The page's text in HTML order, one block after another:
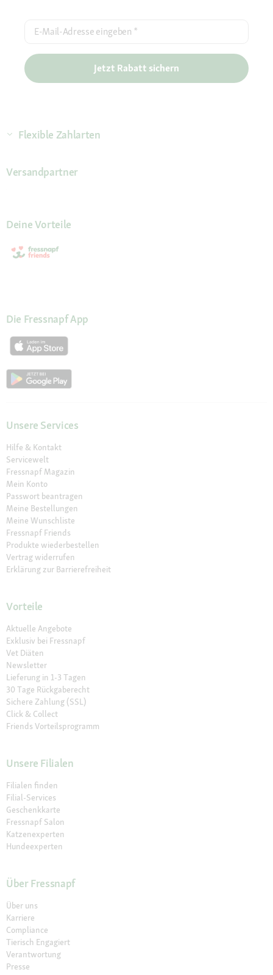
E-Mail-Adresse eingeben *
Jetzt Rabatt sichern
Flexible Zahlarten
Versandpartner
Deine Vorteile
Die Fressnapf App
Unsere Services
Hilfe & Kontakt
Servicewelt
Fressnapf Magazin
Mein Konto
Passwort beantragen
Meine Bestellungen
Meine Wunschliste
Fressnapf Friends
Produkte wiederbestellen
Vertrag widerrufen
Erklärung zur Barrierefreiheit
Vorteile
Aktuelle Angebote
Exklusiv bei Fressnapf
Vet Diäten
Newsletter
Lieferung in 1-3 Tagen
30 Tage Rückgaberecht
Sichere Zahlung (SSL)
Click & Collect
Friends Vorteilsprogramm
Unsere Filialen
Filialen finden
Filial-Services
Geschenkkarte
Fressnapf Salon
Katzenexperten
Hundeexperten
Über Fressnapf
Über uns
Karriere
Compliance
Tierisch Engagiert
Verantwortung
Presse